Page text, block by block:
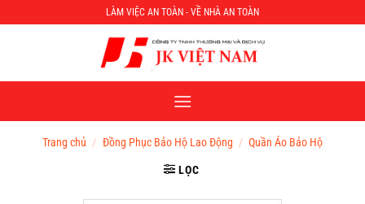
đến
LÀM VIỆC AN TOÀN - VỀ NHÀ AN TOÀN
Trang chủ / Đồng Phục Bảo Hộ Lao Động / Quần Áo Bảo Hộ
LỌC